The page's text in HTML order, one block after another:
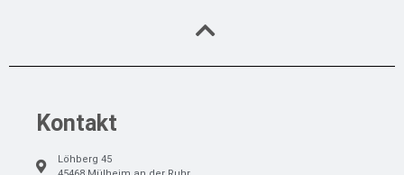
Kontakt
Löhberg 45